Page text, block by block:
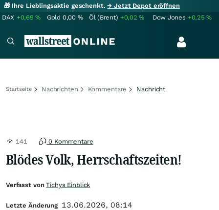
🎁 Ihre Lieblingsaktie geschenkt.→ Jetzt Depot eröffnen
DAX +0,69% Gold 0,00 % Öl (Brent) +0,02% Dow Jones +0,25%
Startseite Nachrichten Kommentare Nachricht
141 0 Kommentare
Blödes Volk, Herrschaftszeiten!
Verfasst vonTichys Einblick
Letzte Änderung 13.06.2026, 08:14